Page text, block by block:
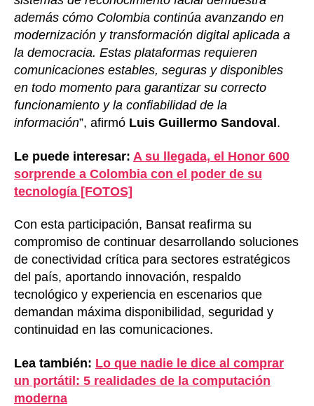
además cómo Colombia continúa avanzando en
modernización y transformación digital aplicada a
la democracia. Estas plataformas requieren
comunicaciones estables, seguras y disponibles
en todo momento para garantizar su correcto
funcionamiento y la confiabilidad de la
información”, afirmó Luis Guillermo Sandoval .
Le puede interesar: A su llegada, el Honor 600
sorprende a Colombia con el poder de su
tecnología [FOTOS]
Con esta participación, Bansat reafirma su
compromiso de continuar desarrollando soluciones
de conectividad crítica para sectores estratégicos
del país, aportando innovación, respaldo
tecnológico y experiencia en escenarios que
demandan máxima disponibilidad, seguridad y
continuidad en las comunicaciones.
Lea también: Lo que nadie le dice al comprar
un portátil: 5 realidades de la computación
moderna